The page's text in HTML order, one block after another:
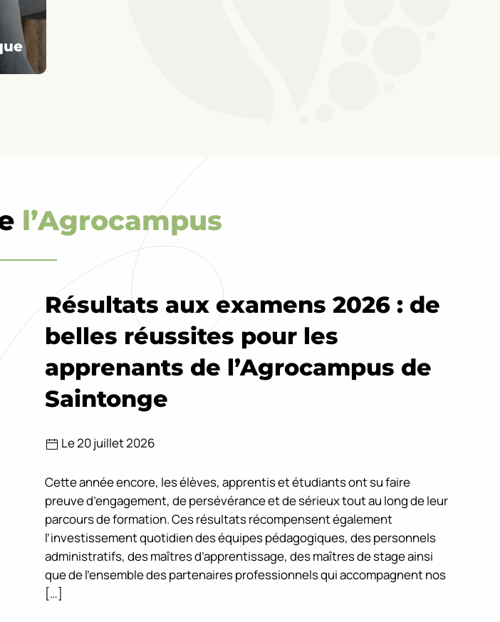
l’Agrocampus
Résultats aux examens 2026 : de
belles réussites pour les
apprenants de l’Agrocampus de
Saintonge
Le 20 juillet 2026
Cette année encore, les élèves, apprentis et étudiants ont su faire
preuve d’engagement, de persévérance et de sérieux tout au long de leur
parcours de formation. Ces résultats récompensent également
l’investissement quotidien des équipes pédagogiques, des personnels
administratifs, des maîtres d’apprentissage, des maîtres de stage ainsi
que de l’ensemble des partenaires professionnels qui accompagnent nos
[…]